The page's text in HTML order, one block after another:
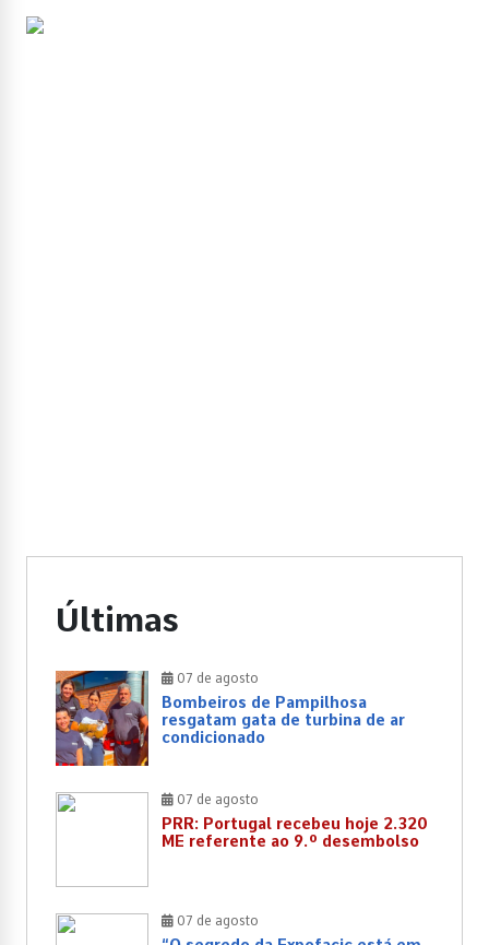
Últimas
07 de agosto
Bombeiros de Pampilhosa
resgatam gata de turbina de ar
condicionado
07 de agosto
PRR: Portugal recebeu hoje 2.320
ME referente ao 9.º desembolso
07 de agosto